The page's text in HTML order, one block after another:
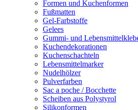
Formen und Kuchenformen
Fußmatten
Gel-Farbstoffe
Gelees
Gummi- und
Kuchendekorationen
Kuchenschachteln
Lebensmittelmarker
Nudelhölzer
Pulverfarben
Sac a poche / Bocchette
Scheiben aus Polystyrol
Silikonformen